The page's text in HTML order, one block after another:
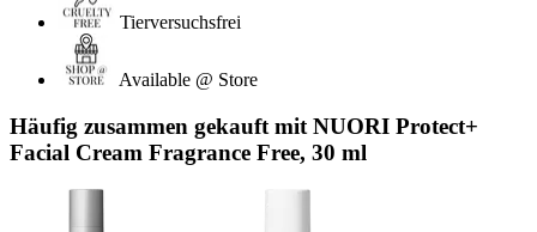
Tierversuchsfrei
Available @ Store
Häufig zusammen gekauft mit NUORI Protect+
Facial Cream Fragrance Free, 30 ml